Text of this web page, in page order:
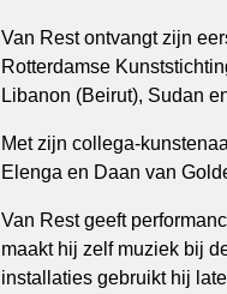
Van Rest ontvangt zijn
Rotterdamse
Libanon (Beirut), Sudan
Met zijn collega-
Elenga en Daan van
Van Rest geeft
maakt hij zelf muziek bij
installaties gebruikt hij